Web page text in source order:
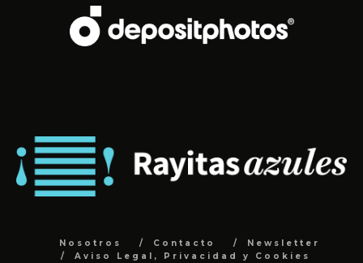
Nosotros Contacto
Newsletter
Aviso Legal, Privacidad y Cookies